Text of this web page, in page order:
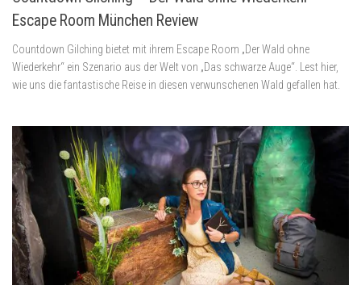
Escape Room München Review
Countdown Gilching bietet mit ihrem Escape Room „Der Wald ohne
Wiederkehr“ ein Szenario aus der Welt von „Das schwarze Auge“. Lest hier,
wie uns die fantastische Reise in diesen verwunschenen Wald gefallen hat.